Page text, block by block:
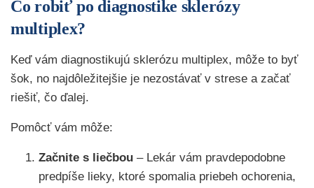
Čo robiť po diagnostike sklerózy
multiplex?
Keď vám diagnostikujú sklerózu multiplex, môže to byť
šok, no najdôležitejšie je nezostávať v strese a začať
riešiť, čo ďalej.
Pomôcť vám môže:
Začnite s liečbou – Lekár vám pravdepodobne
predpíše lieky, ktoré spomalia priebeh ochorenia,